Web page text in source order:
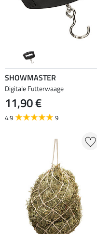
SHOWMASTER
Digitale Futterwaage
11,90 €
4.9 9